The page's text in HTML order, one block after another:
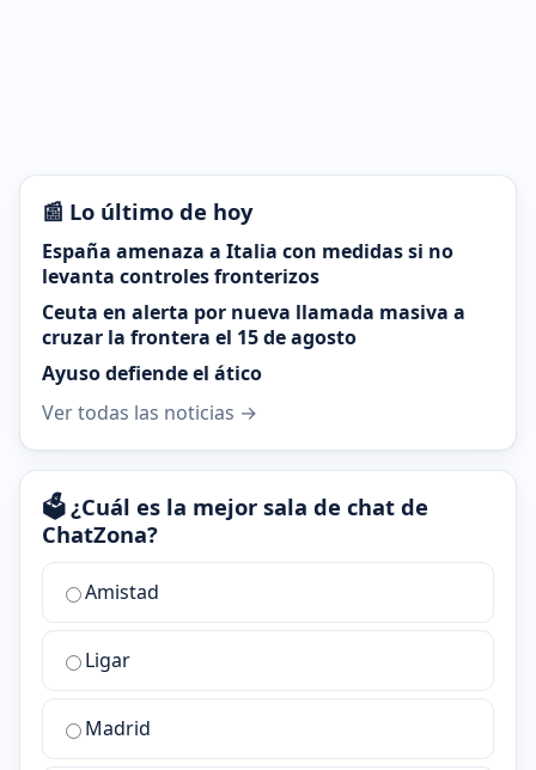
📰 Lo último de hoy
España amenaza a Italia con medidas si no
levanta controles fronterizos
Ceuta en alerta por nueva llamada masiva a
cruzar la frontera el 15 de agosto
Ayuso defiende el ático
Ver todas las noticias →
🗳️ ¿Cuál es la mejor sala de chat de
ChatZona?
¿Cuál
la
mejor
sala
chat
Amistad
Ligar
Madrid